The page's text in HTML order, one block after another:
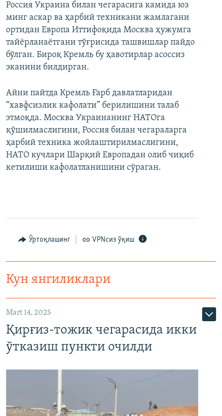
Россия Украина билан чегарасига камида юз
минг аскар ва ҳарбий техникани жамлагани
ортидан Европа Иттифоқида Москва ҳужумга
тайёрланаётгани тўғрисида ташвишлар пайдо
бўлган. Бироқ Кремль бу ҳавотирлар асоссиз
эканини билдирган.
Айни пайтда Кремль Ғарб давлатларидан
“хавфсизлик кафолати” берилишини талаб
этмоқда. Москва Украинанинг НАТОга
қўшилмаслигини, Россия билан чегараларга
ҳарбий техника жойлаштирилмаслигини,
НАТО кучлари Шарқий Европадан олиб чиқиб
кетилиши кафолатланишини сўраган.
Ўртоқлашинг VPNсиз ўқиш
Кун янгиликлари
Mart 14, 2025
Қирғиз-тожик чегарасида икки
ўтказиш пункти очилди